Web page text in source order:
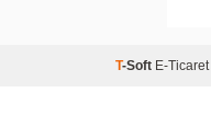
T-Soft E-Ticaret